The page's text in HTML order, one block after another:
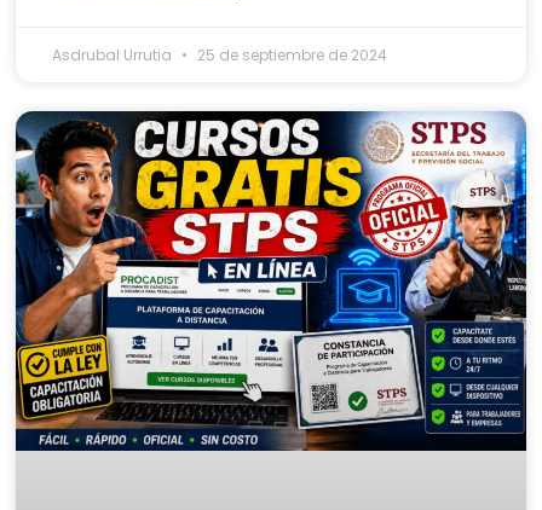
Asdrubal Urrutia 25 de septiembre de 2024